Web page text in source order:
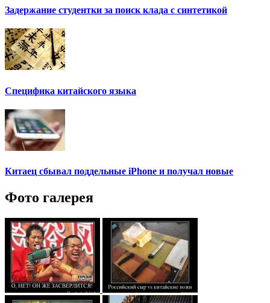
Задержание студентки за поиск клада с синтетикой
Специфика китайского языка
Китаец сбывал поддельные iPhone и получал новые
Фото галерея